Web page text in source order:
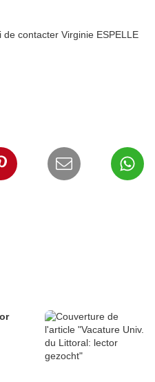
contacter Virginie ESPELLE